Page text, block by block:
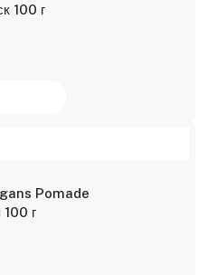
100 г
Pomade
100 г